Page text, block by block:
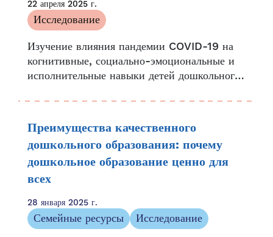
22 апреля 2025 г.
Исследование
Изучение влияния пандемии COVID-19 на
когнитивные, социально-эмоциональные и
исполнительные навыки детей дошкольного
закрытию подавляющего большинства школ
Преимущества качественного
дошкольного образования: почему
дошкольное образование ценно для
всех
28 января 2025 г.
Семейные ресурсы
Исследование